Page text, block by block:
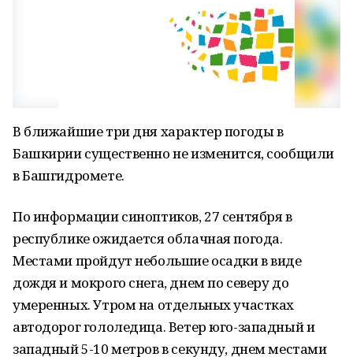
В ближайшие три дня характер погоды в
Башкирии существенно не изменится, сообщили
в Башгидромете.
По информации синоптиков, 27 сентября в
республике ожидается облачная погода.
Местами пройдут небольшие осадки в виде
дождя и мокрого снега, днем по северу до
умеренных. Утром на отдельных участках
автодорог гололедица. Ветер юго-западный и
западный 5-10 метров в секунду, днем местами